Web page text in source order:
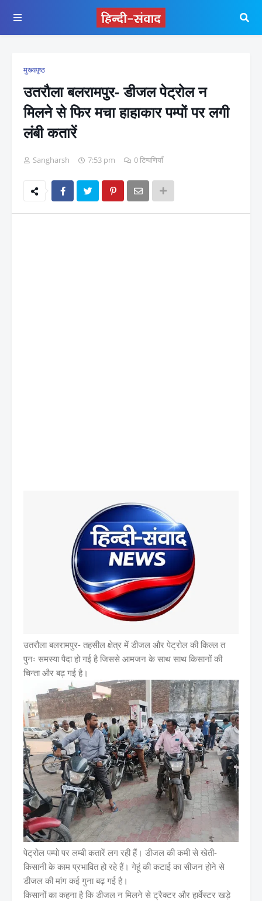
मुख्यपृष्ठ
उतरौला बलरामपुर- डीजल पेट्रोल न
मिलने से फिर मचा हाहाकार पम्पों पर लगी
लंबी कतारें
Sangharsh 7:53 pm 0 टिप्पणियाँ
उतरौला बलरामपुर- तहसील क्षेत्र में डीजल और पेट्रोल की किल्ल त
पुनः समस्या पैदा हो गई है जिससे आमजन के साथ साथ किसानों की
चिन्ता और बढ़ गई है।
पेट्रोल पम्पो पर लम्बी कतारें लग रही हैं। डीजल की कमी से खेती-
किसानी के काम प्रभावित हो रहे हैं। गेहूं की कटाई का सीजन होने से
डीजल की मांग कई गुना बढ़ गई है।
किसानों का कहना है कि डीजल न मिलने से ट्रैक्टर और हार्वेस्टर खड़े